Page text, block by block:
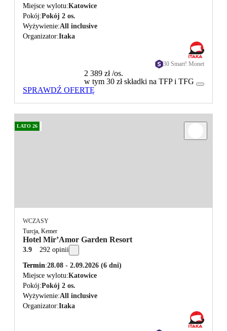
Miejsce wylotu Katowice
Pokój Pokój 2 os.
Wyżywienie All inclusive
Organizator Itaka
30 Smart! Monet
2 389 zł/os.
w tym 30 zł składki na TFP i TFG
SPRAWDŹ OFERTĘ
LATO 26
WCZASY
Turcja, Kemer
Hotel Mir’Amor Garden Resort
3.9 292 opinii
Termin 28.08 - 2.09.2026 (6 dni)
Miejsce wylotu Katowice
Pokój Pokój 2 os.
Wyżywienie All inclusive
Organizator Itaka